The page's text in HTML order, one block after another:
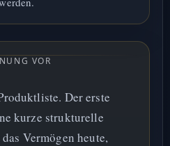
VOR
Der erste
kurze strukturelle
Vermögen heute,